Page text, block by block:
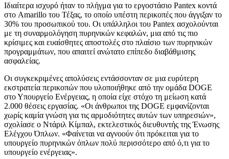
Ιδιαίτερα ισχυρό ήταν το πλήγμα για το εργοστάσιο Pantex κοντά
στο Amarillo του Τέξας, το οποίο υπέστη περικοπές που άγγιξαν το
30% του προσωπικού του. Οι υπάλληλοι του Pantex ασχολούνται
με τη συναρμολόγηση πυρηνικών κεφαλών, μια από τις πιο
κρίσιμες και ευαίσθητες αποστολές στο πλαίσιο των πυρηνικών
προγραμμάτων, που απαιτεί ανώτατο επίπεδο διαβάθμισης
ασφαλείας.
Οι συγκεκριμένες απολύσεις εντάσσονταν σε μια ευρύτερη
εκστρατεία περικοπών που υλοποιήθηκε από την ομάδα DOGE
στο Υπουργείο Ενέργειας, η οποία είχε στόχο τη μείωση κατά
2.000 θέσεις εργασίας. «Οι άνθρωποι της DOGE εμφανίζονται
χωρίς καμία γνώση για τις αρμοδιότητες αυτών των υπηρεσιών»,
σχολίασε ο Ντάριλ Κίμπαλ, εκτελεστικός διευθυντής της Ένωσης
Ελέγχου Όπλων. «Φαίνεται να αγνοούν ότι πρόκειται για το
υπουργείο πυρηνικών όπλων πολύ περισσότερο από ό,τι για το
υπουργείο ενέργειας».